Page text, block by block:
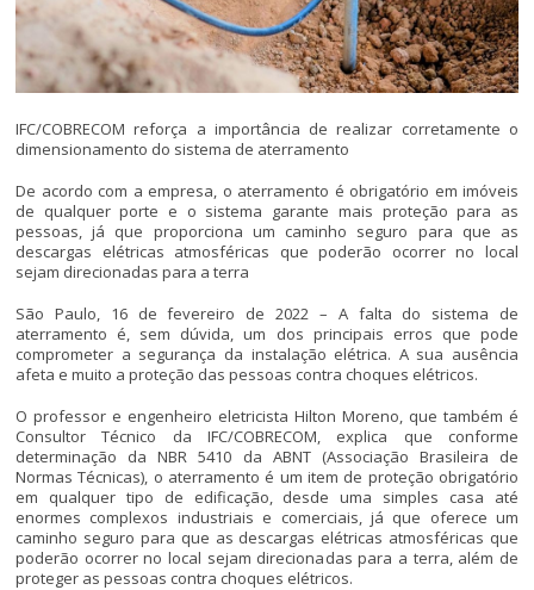
IFC/COBRECOM reforça a importância de realizar corretamente o
dimensionamento do sistema de aterramento
De acordo com a empresa, o aterramento é obrigatório em imóveis
de qualquer porte e o sistema garante mais proteção para as
pessoas, já que proporciona um caminho seguro para que as
descargas elétricas atmosféricas que poderão ocorrer no local
sejam direcionadas para a terra
São Paulo, 16 de fevereiro de 2022 – A falta do sistema de
aterramento é, sem dúvida, um dos principais erros que pode
comprometer a segurança da instalação elétrica. A sua ausência
afeta e muito a proteção das pessoas contra choques elétricos.
O professor e engenheiro eletricista Hilton Moreno, que também é
Consultor Técnico da IFC/COBRECOM, explica que conforme
determinação da NBR 5410 da ABNT (Associação Brasileira de
Normas Técnicas), o aterramento é um item de proteção obrigatório
em qualquer tipo de edificação, desde uma simples casa até
enormes complexos industriais e comerciais, já que oferece um
caminho seguro para que as descargas elétricas atmosféricas que
poderão ocorrer no local sejam direcionadas para a terra, além de
proteger as pessoas contra choques elétricos.